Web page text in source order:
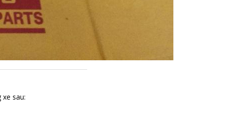
xe sau: